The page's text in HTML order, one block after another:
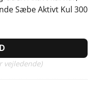
Sæbe Aktivt Kul 300
vejledende)